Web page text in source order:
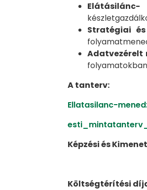
Stratégiai
Adatvezérelt
A tanterv:
Ellatasilanc-
Képzési és
Költségtérítési